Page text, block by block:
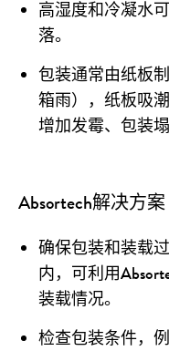
高湿度和冷凝水
落。
包装通常由纸板
箱雨），纸板吸
增加发霉、包装
Absortech解决方案
确保包装和装载
内，可利用
装载情况。
检查包装条件，